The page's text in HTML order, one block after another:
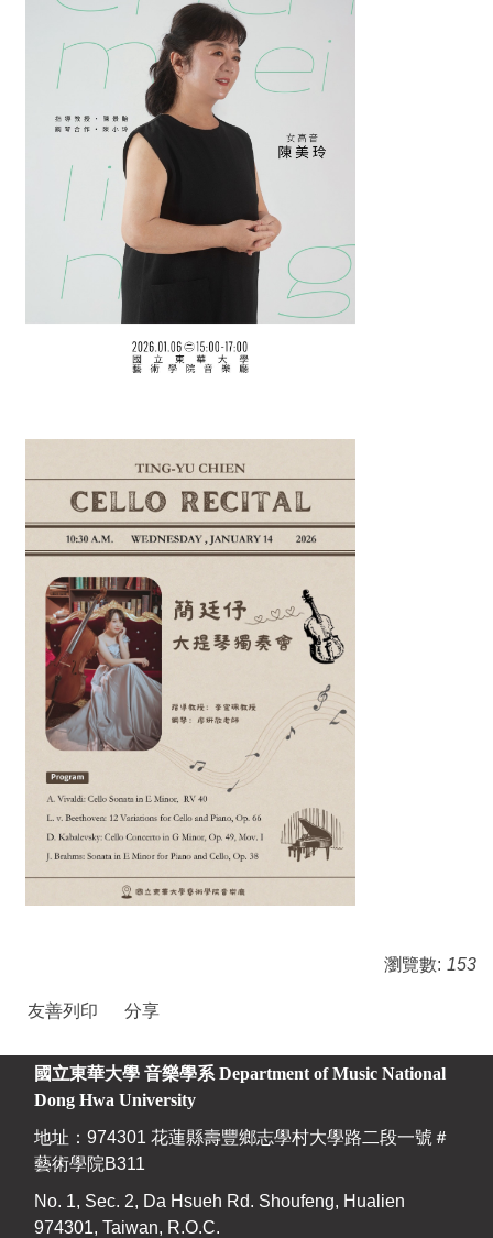
瀏覽數: 153
友善列印 分享
國立東華大學 音樂學系 Department of Music National
Dong Hwa University
地址：974301 花蓮縣壽豐鄉志學村大學路二段一號＃
藝術學院B311
No. 1, Sec. 2, Da Hsueh Rd. Shoufeng, Hualien
974301, Taiwan, R.O.C.